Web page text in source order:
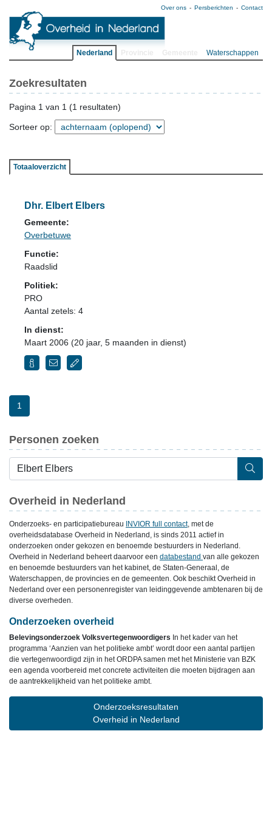
Over ons Persberichten Contact
Nederland Waterschappen
Zoekresultaten
Pagina 1 van 1 (1 resultaten)
Sorteer op:
Totaaloverzicht
Dhr. Elbert Elbers
Gemeente:
Overbetuwe
Functie:
Raadslid
Politiek:
PRO
Aantal zetels: 4
In dienst:
Maart 2006 (20 jaar, 5 maanden in dienst)
1
Personen zoeken
Overheid in Nederland
Onderzoeks- en participatiebureau INVIOR full contact, met de
overheidsdatabase Overheid in Nederland, is sinds 2011 actief in
onderzoeken onder gekozen en benoemde bestuurders in Nederland.
Overheid in Nederland beheert daarvoor een databestand van alle gekozen
en benoemde bestuurders van het kabinet, de Staten-Generaal, de
Waterschappen, de provincies en de gemeenten. Ook beschikt Overheid in
Nederland over een personenregister van leidinggevende ambtenaren bij de
diverse overheden.
Onderzoeken overheid
Belevingsonderzoek Volksvertegenwoordigers In het kader van het
programma ‘Aanzien van het politieke ambt’ wordt door een aantal partijen
die vertegenwoordigd zijn in het ORDPA samen met het Ministerie van BZK
een agenda voorbereid met concrete activiteiten die moeten bijdragen aan
de aantrekkelijkheid van het politieke ambt.
Onderzoeksresultaten
Overheid in Nederland